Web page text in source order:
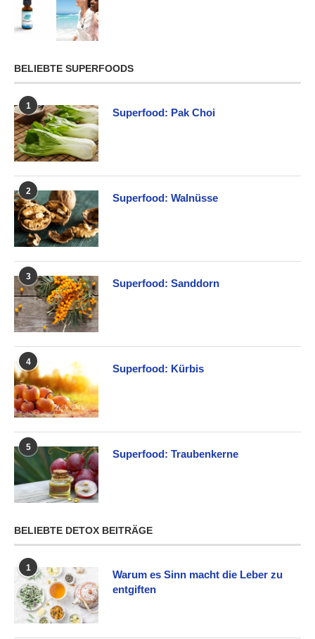
BELIEBTE SUPERFOODS
1
Superfood: Pak Choi
2
Superfood: Walnüsse
3
Superfood: Sanddorn
4
Superfood: Kürbis
5
Superfood: Traubenkerne
BELIEBTE DETOX BEITRÄGE
1
Warum es Sinn macht die Leber zu
entgiften